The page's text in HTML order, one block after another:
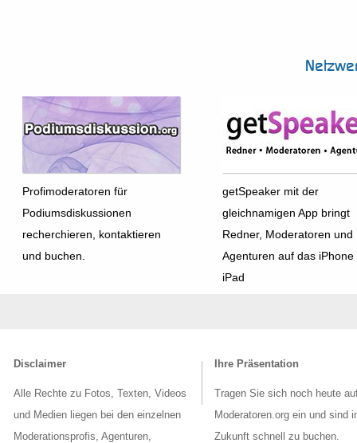
Profimoderatoren für
Podiumsdiskussionen
recherchieren, kontaktieren
und buchen.
getSpeaker mit der
gleichnamigen App bringt
Redner, Moderatoren und
Agenturen auf das iPhone
iPad
Disclaimer
Alle Rechte zu Fotos, Texten, Videos
und Medien liegen bei den einzelnen
Moderationsprofis, Agenturen,
Ihre Präsentation
Tragen Sie sich noch heute
Moderatoren.org ein und sind
Zukunft schnell zu buchen.